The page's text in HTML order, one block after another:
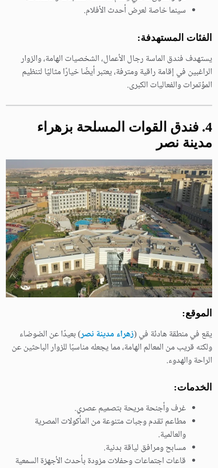
سينما خاصة لعرض أحدث الأفلام.
الفئات المستهدفة:
يستهدف فندق الماسة رجال الأعمال، الشخصيات الهامة، والزوار
الراغبين في إقامة راقية ومترفة، يعتبر أيضًا خيارًا مثاليًا لتنظيم
المؤتمرات والفعاليات الكبرى.
4. فندق القوات المسلحة بزهراء
مدينة نصر
الموقع:
يقع في منطقة هادئة في (زهراء مدينة نصر) بعيدًا عن الضوضاء
ولكنه قريب من المعالم الهامة، مما يجعله مناسبًا للزوار الباحثين عن
الراحة والهدوء.
الخدمات:
غرف وأجنحة مريحة بتصميم عصري.
مطاعم تقدم وجبات متنوعة من المأكولات المصرية
والعالمية.
مسابح ومرافق لياقة بدنية.
قاعات اجتماعات وحفلات مزودة بأحدث الأجهزة السمعية